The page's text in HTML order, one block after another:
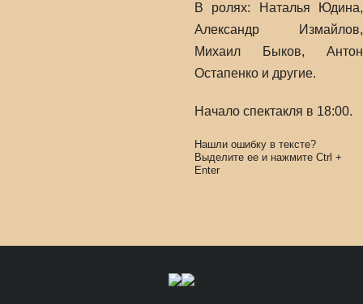
В ролях: Наталья Юдина,
Александр Измайлов,
Михаил Быков, Антон
Остапенко и другие.
Начало спектакля в 18:00.
Нашли ошибку в тексте?
Выделите ее и нажмите Ctrl +
Enter